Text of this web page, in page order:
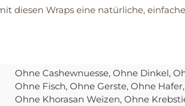
diesen Wraps eine natürliche,
Ohne Cashewnuesse, Ohne Dinkel,
Ohne Fisch, Ohne Gerste, Ohne Hafer
Ohne Khorasan Weizen, Ohne